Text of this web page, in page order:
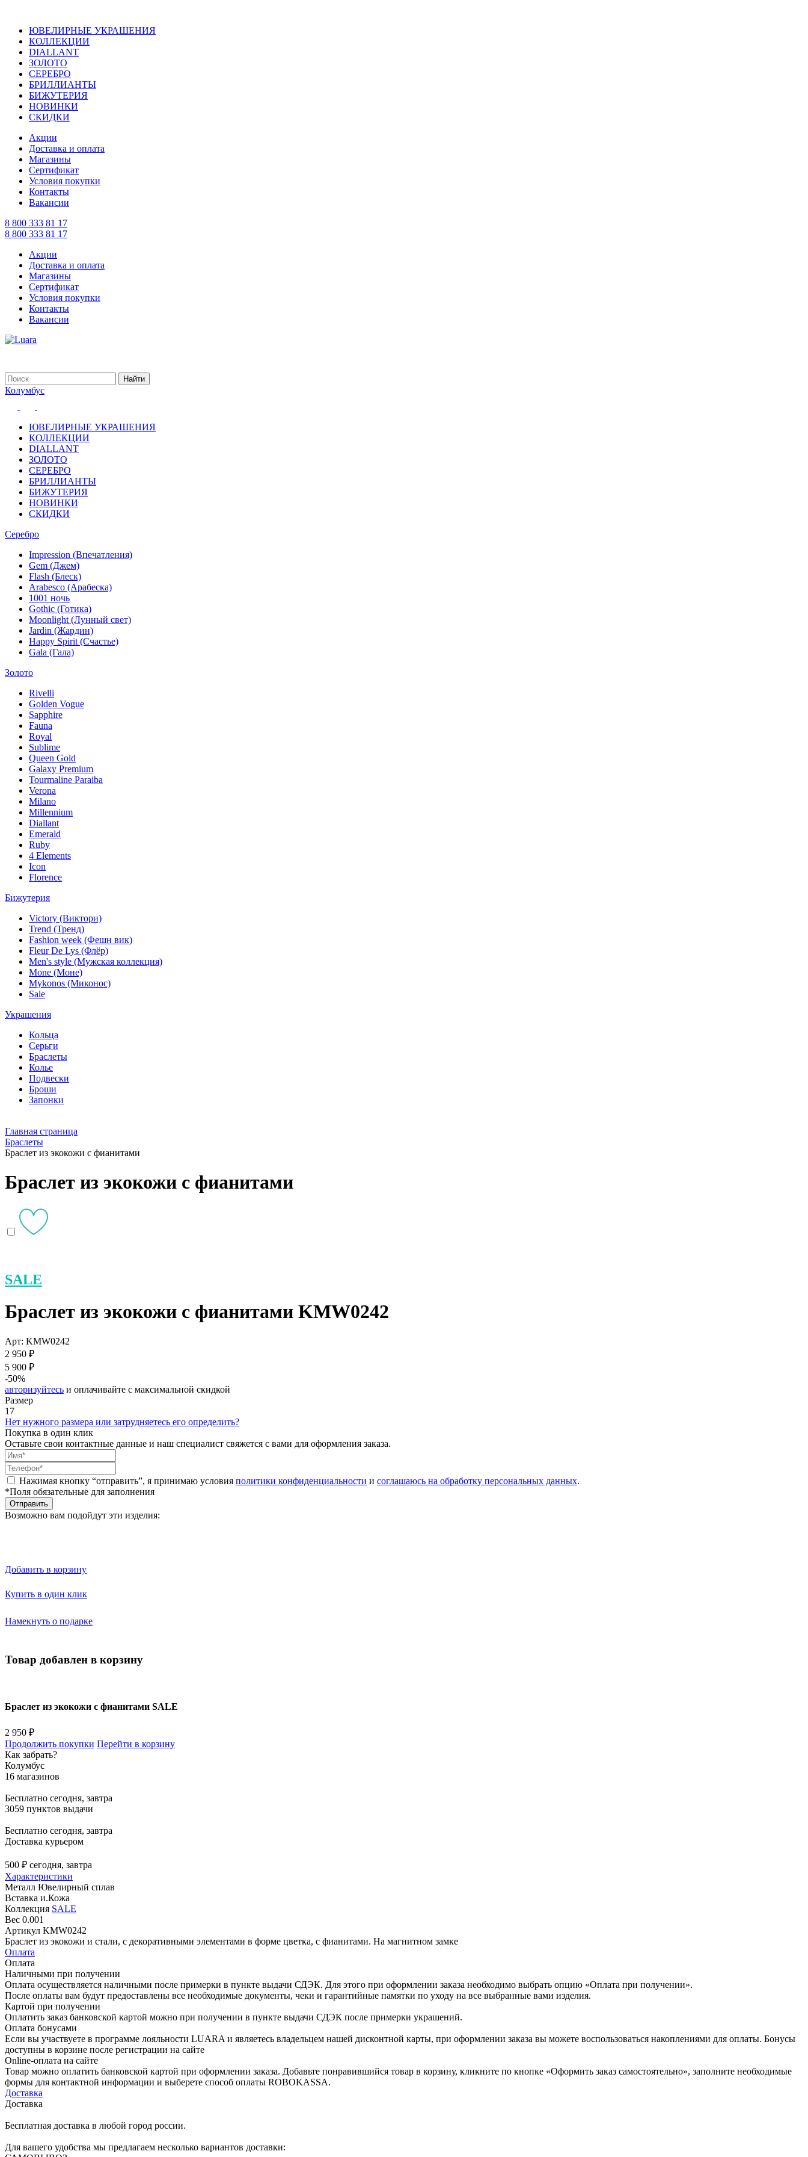
ЮВЕЛИРНЫЕ УКРАШЕНИЯ
КОЛЛЕКЦИИ
DIALLANT
ЗОЛОТО
СЕРЕБРО
БРИЛЛИАНТЫ
БИЖУТЕРИЯ
НОВИНКИ
СКИДКИ
Акции
Доставка и оплата
Магазины
Сертификат
Условия покупки
Контакты
Вакансии
8 800 333 81 17
8 800 333 81 17
Акции
Доставка и оплата
Магазины
Сертификат
Условия покупки
Контакты
Вакансии
Колумбус
ЮВЕЛИРНЫЕ УКРАШЕНИЯ
КОЛЛЕКЦИИ
DIALLANT
ЗОЛОТО
СЕРЕБРО
БРИЛЛИАНТЫ
БИЖУТЕРИЯ
НОВИНКИ
СКИДКИ
Серебро
Impression (Впечатления)
Gem (Джем)
Flash (Блеск)
Arabesco (Арабеска)
1001 ночь
Gothic (Готика)
Moonlight (Лунный свет)
Jardin (Жардин)
Happy Spirit (Счастье)
Gala (Гала)
Золото
Rivelli
Golden Vogue
Sapphire
Fauna
Royal
Sublime
Queen Gold
Galaxy Premium
Tourmaline Paraiba
Verona
Milano
Millennium
Diallant
Emerald
Ruby
4 Elements
Icon
Florence
Бижутерия
Victory (Виктори)
Trend (Тренд)
Fashion week (Фешн вик)
Fleur De Lys (Флёр)
Men's style (Мужская коллекция)
Mone (Моне)
Mykonos (Миконос)
Sale
Украшения
Кольца
Серьги
Браслеты
Колье
Подвески
Броши
Запонки
Главная страница
Браслеты
Браслет из экокожи с фианитами
Браслет из экокожи с фианитами
SALE
Браслет из экокожи с фианитами KMW0242
Арт: KMW0242
2 950 ₽
5 900 ₽
-50%
авторизуйтесь и оплачивайте с максимальной скидкой
Размер
17
Нет нужного размера или затрудняетесь его определить?
Покупка в один клик
Оставьте свои контактные данные и наш специалист свяжется с вами для оформления заказа.
Нажимая кнопку “отправить”, я принимаю условия политики конфиденциальности и соглашаюсь на обработку персональных данных.
*Поля обязательные для заполнения
Отправить
Возможно вам подойдут эти изделия:
Добавить в корзину
Купить в один клик
Намекнуть о подарке
Товар добавлен в корзину
Браслет из экокожи с фианитами SALE
2 950 ₽
Продолжить покупки Перейти в корзину
Как забрать?
Колумбус
16 магазинов
Бесплатно сегодня, завтра
3059 пунктов выдачи
Бесплатно сегодня, завтра
Доставка курьером
500 ₽ сегодня, завтра
Характеристики
Металл Ювелирный сплав
Вставка и.Кожа
Коллекция SALE
Вес 0.001
Артикул KMW0242
Браслет из экокожи и стали, с декоративными элементами в форме цветка, с фианитами. На магнитном замке
Оплата
Оплата
Наличными при получении
Оплата осуществляется наличными после примерки в пункте выдачи СДЭК. Для этого при оформлении заказа необходимо выбрать опцию «Оплата при получении».
После оплаты вам будут предоставлены все необходимые документы, чеки и гарантийные памятки по уходу на все выбранные вами изделия.
Картой при получении
Оплатить заказ банковской картой можно при получении в пункте выдачи СДЭК после примерки украшений.
Оплата бонусами
Если вы участвуете в программе лояльности LUARA и являетесь владельцем нашей дисконтной карты, при оформлении заказа вы можете воспользоваться накоплениями для оплаты. Бонусы
доступны в корзине после регистрации на сайте
Online-оплата на сайте
Товар можно оплатить банковской картой при оформлении заказа. Добавьте понравившийся товар в корзину, кликните по кнопке «Оформить заказ самостоятельно», заполните необходимые
формы для контактной информации и выберете способ оплаты ROBOKASSA.
Доставка
Доставка
Бесплатная доставка в любой город россии.
Для вашего удобства мы предлагаем несколько вариантов доставки: